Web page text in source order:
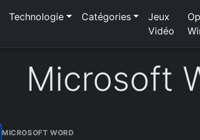
Technologie Catégories
Jeux
Vidéo
Microsoft
MICROSOFT WORD